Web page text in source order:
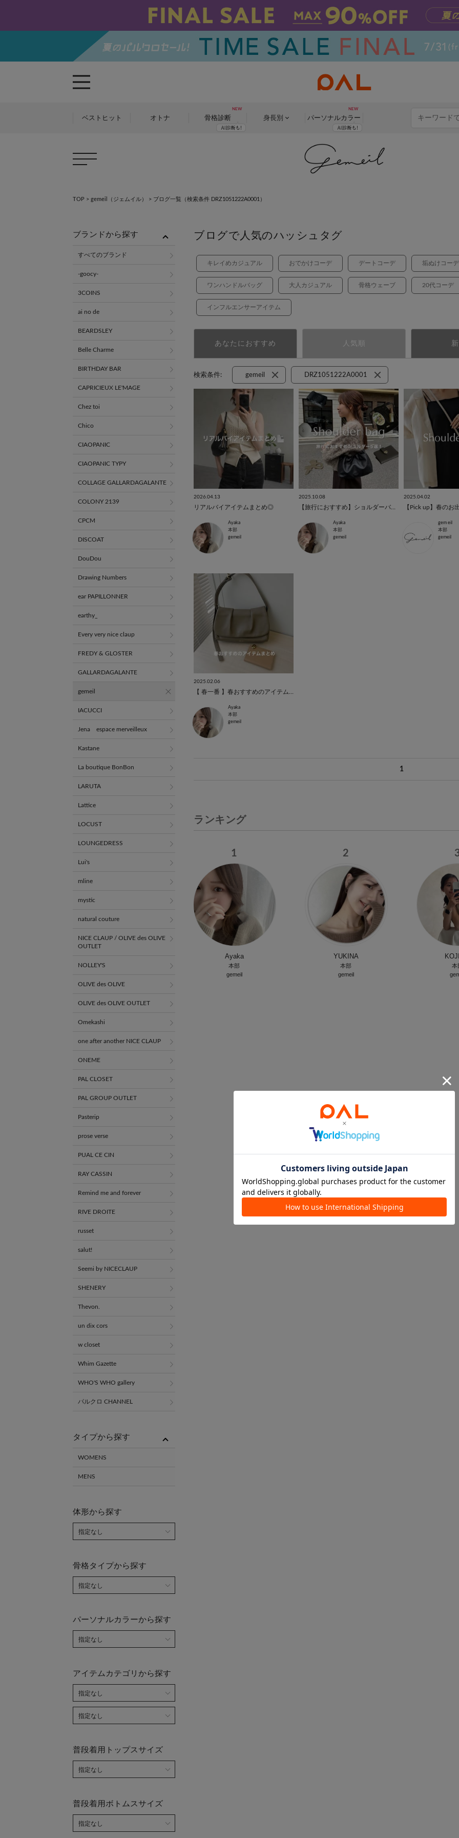
ベストヒット オトナ 骨格診断 身長別 パーソナルカラー
TOP > gemeil（ジェムイル） > ブログ一覧 （検索条件 DRZ1051222A0001）
ブログで人気のハッシュタグ
キレイめカジュアル おでかけコーデ デートコーデ 垢ぬけコーデ
ワンハンドルバッグ 大人カジュアル 骨格ウェーブ 20代コーデ
インフルエンサーアイテム
あなたにおすすめ 人気順
検索条件: gemeil DRZ1051222A0001
×
2026.04.13
リアルバイアイテムまとめ◎
Ayaka
本部
gemeil
2025.10.08
Ayaka
本部
gemeil
2025.04.02
gem eil
本部
gemeil
2025.02.06
Ayaka
本部
gemeil
1
ランキング
1
Ayaka
本部
gemeil
2
YUKINA
本部
gemeil
本
ブランドから探す
すべてのブランド
-goocy-
3COINS
ai no de
BEARDSLEY
Belle Charme
BIRTHDAY BAR
CAPRICIEUX LE'MAGE
Chez toi
Chico
CIAOPANIC
CIAOPANIC TYPY
COLLAGE GALLARDAGALANTE
COLONY 2139
CPCM
DISCOAT
DouDou
Drawing Numbers
ear PAPILLONNER
earthy_
Every very nice claup
FREDY & GLOSTER
GALLARDAGALANTE
gemeil
IACUCCI
Jena espace merveilleux
Kastane
La boutique BonBon
LARUTA
Lattice
LOCUST
LOUNGEDRESS
Lui's
mline
mystic
natural couture
NICE CLAUP / OLIVE des OLIVE
OUTLET
NOLLEY'S
OLIVE des OLIVE
OLIVE des OLIVE OUTLET
Omekashi
one after another NICE CLAUP
ONEME
PAL CLOSET
PAL GROUP OUTLET
Pasterip
prose verse
PUAL CE CIN
RAY CASSIN
Remind me and forever
RIVE DROITE
russet
salut!
Seemi by NICECLAUP
SHENERY
Thevon.
un dix cors
w closet
Whim Gazette
WHO'S WHO gallery
パルクロ CHANNEL
タイプから探す
WOMENS
MENS
体形から探す
骨格タイプから探す
パーソナルカラーから探す
アイテムカテゴリから探す
普段着用トップスサイズ
普段着用ボトムスサイズ